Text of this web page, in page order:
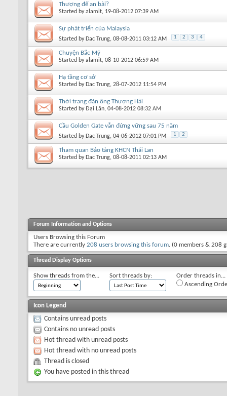
Thượng đế an bài?
Started byalamit, 19-08-2012 07:39 AM
Sự phát triển của Malaysia
Started by Dac Trung, 08-08-2011 03:12 AM 1 2 3 4
Chuyện Bắc Mỹ
Started byalamit, 08-10-2012 06:59 AM
Hạ tầng cơ sở
Started by Dac Trung, 28-07-2012 11:54 PM
Thời trang đàn ông Thượng Hải
Started byĐại Lãn, 04-08-2012 08:32 AM
Cầu Golden Gate vẫn đứng vững sau 75 năm
Started by Dac Trung, 04-06-2012 07:01 PM 1 2
Tham quan Bảo tàng KHCN Thái Lan
Started by Dac Trung, 08-08-2011 02:13 AM
Forum Information and Options
Users Browsing this Forum
There are currently 208 users browsing this forum. (0 members & 208
Thread Display Options
Show threads from the... Sort threads by:
Order threads in...
Ascending
Icon Legend
Contains unread posts
Contains no unread posts
Hot thread with unread posts
Hot thread with no unread posts
Thread is closed
You have posted in this thread